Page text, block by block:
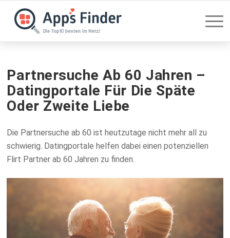
Partnersuche Ab 60 Jahren –
Datingportale Für Die Späte
Oder Zweite Liebe
Die Partnersuche ab 60 ist heutzutage nicht mehr all zu
schwierig. Datingportale helfen dabei einen potenziellen
Flirt Partner ab 60 Jahren zu finden.